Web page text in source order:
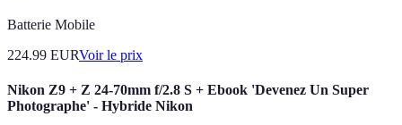
Batterie Mobile
224.99 EURVoir le prix
Nikon Z9 + Z 24-70mm f/2.8 S + Ebook 'Devenez Un Super
Photographe' - Hybride Nikon